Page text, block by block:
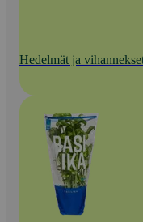
Hedelmät ja